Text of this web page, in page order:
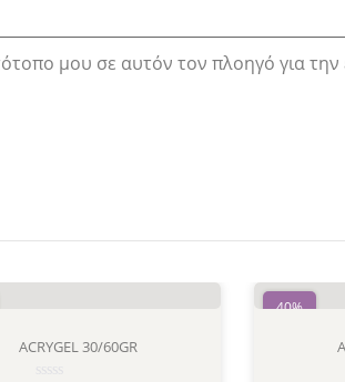
μου σε αυτόν τον πλοηγό για
ACRYGEL 30/60GR
40%